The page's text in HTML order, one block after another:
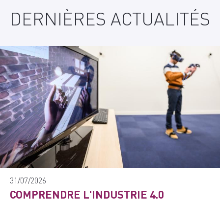
DERNIÈRES ACTUALITÉS
31/07/2026
COMPRENDRE L'INDUSTRIE 4.0